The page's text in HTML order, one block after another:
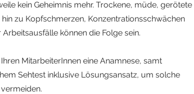
kein Geheimnis mehr. Trockene, müde, gerötete
zu Kopfschmerzen, Konzentrationsschwächen
können die Folge sein.
Ihren MitarbeiterInnen eine Anamnese, samt
Sehtest inklusive Lösungsansatz, um solche